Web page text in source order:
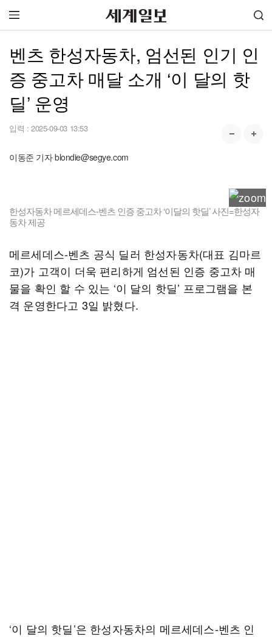
벤츠 한성자동차, 엄선된 인기 인
증 중고차 매달 소개 ‘이 달의 핫
딜’ 운영
입력 : 2025-09-03 13:53
이동준 기자 blondie@segye.com
한성자동차 메르세데스-벤츠 인증 중고차 ‘이달의 핫딜’ 사진=한성자
동차 제공
메르세데스-벤츠 공식 딜러 한성자동차(대표 김마르
코)가 고객이 더욱 편리하게 엄선된 인증 중고차 매
물을 확인 할 수 있는 ‘이 달의 핫딜’ 프로그램을 본
격 운영한다고 3일 밝혔다.
‘이 달의 핫딜’은 한성자동차의 메르세데스-벤츠 인